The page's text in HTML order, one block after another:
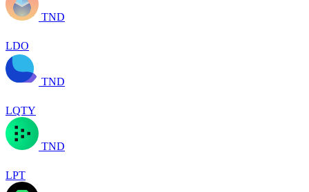
TND
LDO
TND
LQTY
TND
LPT